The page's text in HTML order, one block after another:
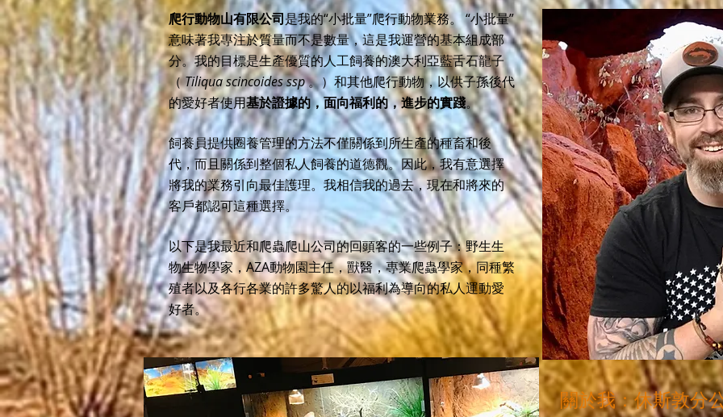
爬行動物山有限公司是我的“小批量”爬行動物業務。 “小批量”
意味著我專注於質量而不是數量，這是我運營的基本組成部
分。我的目標是生產優質的人工飼養的澳大利亞藍舌石龍子
（Tiliqua scincoides ssp。）和其他爬行動物，以供子孫後代
的愛好者使用基於證據的，面向福利的，進步的實踐。
飼養員提供圈養管理的方法不僅關係到所生產的種畜和後
代，而且關係到整個私人飼養的道德觀。因此，我有意選擇
將我的業務引向最佳護理。我相信我的過去，現在和將來的
客戶都認可這種選擇。
以下是我最近和爬蟲爬山公司的回頭客的一些例子：野生生
物生物學家，AZA動物園主任，獸醫，專業爬蟲學家，同種繁
殖者以及各行各業的許多驚人的以福利為導向的私人運動愛
好者。
關於我：休斯敦分